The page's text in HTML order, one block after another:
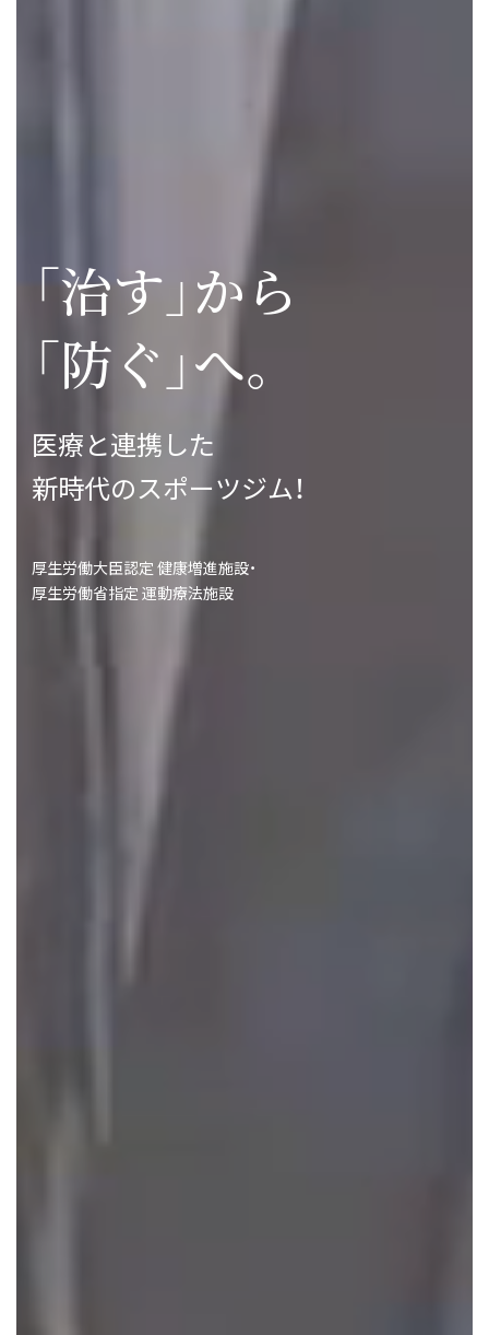
「治す」から
「防ぐ」へ。
医療と連携した
新時代のスポーツジム！
厚生労働大臣認定 健康増進施設・
厚生労働省指定 運動療法施設